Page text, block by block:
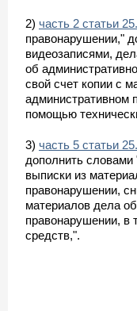
2) часть 2 статьи
правонарушении,"
видеозаписями,
об
свой счет копии с
административном
помощью
3) часть 5 статьи
дополнить
выписки из
правонарушении,
материалов дела
правонарушении, в
средств,".